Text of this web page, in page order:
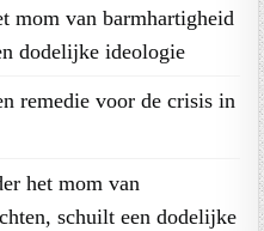
mom van barmhartigheid
dodelijke ideologie
remedie voor de crisis in
het mom van
schuilt een dodelijke